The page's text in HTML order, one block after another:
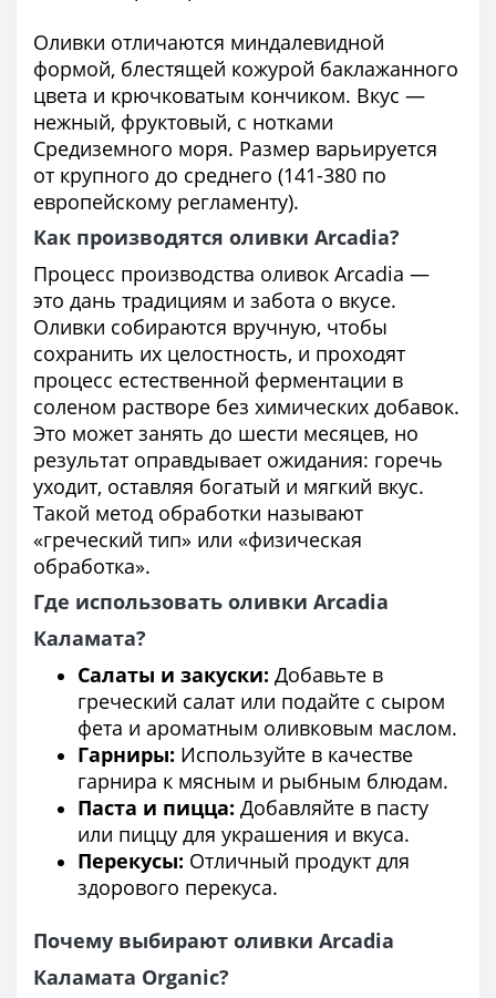
Оливки отличаются миндалевидной
формой, блестящей кожурой баклажанного
цвета и крючковатым кончиком. Вкус —
нежный, фруктовый, с нотками
Средиземного моря. Размер варьируется
от крупного до среднего (141-380 по
европейскому регламенту).
Как производятся оливки Arcadia?
Процесс производства оливок Arcadia —
это дань традициям и забота о вкусе.
Оливки собираются вручную, чтобы
сохранить их целостность, и проходят
процесс естественной ферментации в
соленом растворе без химических добавок.
Это может занять до шести месяцев, но
результат оправдывает ожидания: горечь
уходит, оставляя богатый и мягкий вкус.
Такой метод обработки называют
«греческий тип» или «физическая
обработка».
Где использовать оливки Arcadia
Каламата?
Салаты и закуски: Добавьте в
греческий салат или подайте с сыром
фета и ароматным оливковым маслом.
Гарниры: Используйте в качестве
гарнира к мясным и рыбным блюдам.
Паста и пицца: Добавляйте в пасту
или пиццу для украшения и вкуса.
Перекусы: Отличный продукт для
здорового перекуса.
Почему выбирают оливки Arcadia
Каламата Organic?